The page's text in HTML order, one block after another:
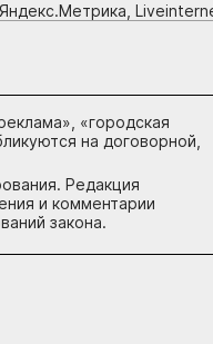
«городская
на договорной,
Редакция
и комментарии
закона.